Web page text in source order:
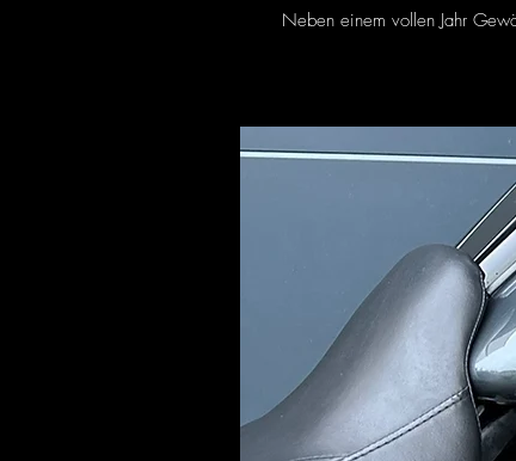
Neben einem vollen Jahr